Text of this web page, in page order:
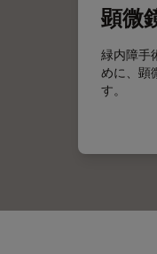
顕微
緑内障手
めに、顕
す。